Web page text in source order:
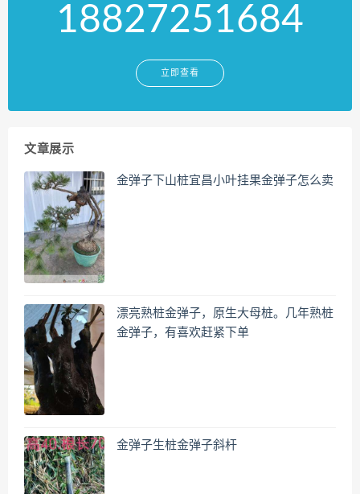
18827251684
立即查看
文章展示
金弹子下山桩宜昌小叶挂果金弹子怎么卖
漂亮熟桩金弹子，原生大母桩。几年熟桩
金弹子，有喜欢赶紧下单
金弹子生桩金弹子斜杆